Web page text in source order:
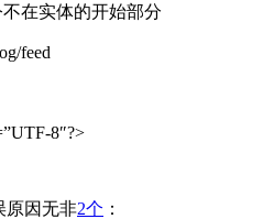
在实体的开始部分
feed
8″?>
原因无非2个 ：